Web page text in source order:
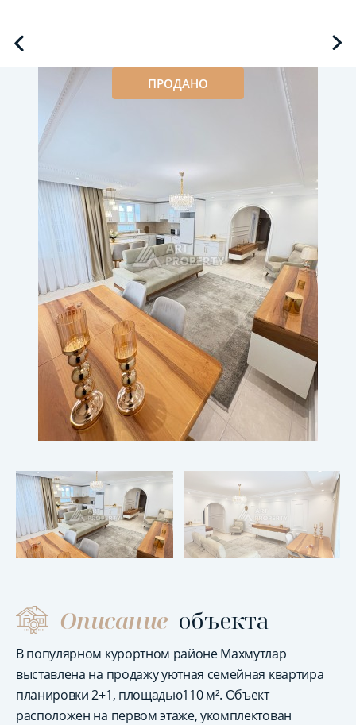
ПРОДАНО
Описание объекта
В популярном курортном районе Махмутлар
выставлена на продажу уютная семейная квартира
планировки 2+1, площадью110 м². Объект
расположен на первом этаже, укомплектован